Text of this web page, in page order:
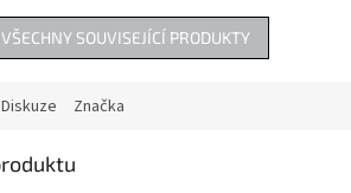
SOUVISEJÍCÍ PRODUKTY
Diskuze Značka